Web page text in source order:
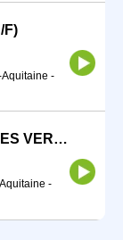
F)
-
UN JARDINIER (H/F) (RÉGIE ESPACES VERTS)
-